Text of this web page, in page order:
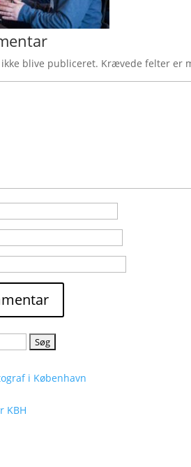
blive publiceret. Krævede felter er
i København
KBH